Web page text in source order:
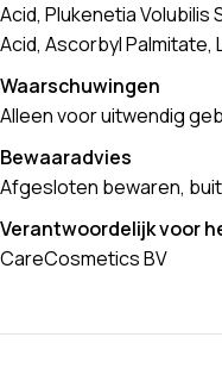
Acid, Plukenetia Volubilis
Acid, Ascorbyl
Waarschuwingen
Alleen voor uitwendig
Bewaaradvies
Afgesloten bewaren,
Verantwoordelijk voor
CareCosmetics BV